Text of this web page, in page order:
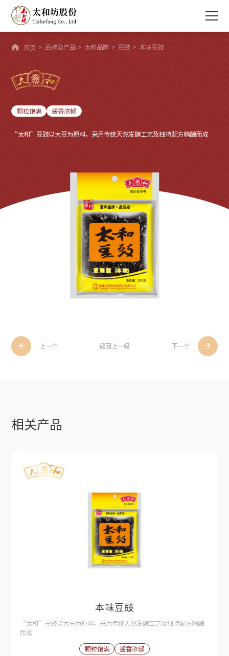
 首页 > 品牌及产品 > 太和品牌 > 豆豉 > 本味豆豉
颗粒饱满 酱香浓郁
“太和”豆豉以大豆为原料，采用传统天然发酵工艺及独特配方精酿而成
 上一个 返回上一级 
下一个
相关产品
本味豆豉
“太和”豆豉以大豆为原料，采用传统天然发酵工艺及独特配方精酿
而成
颗粒饱满 酱香浓郁